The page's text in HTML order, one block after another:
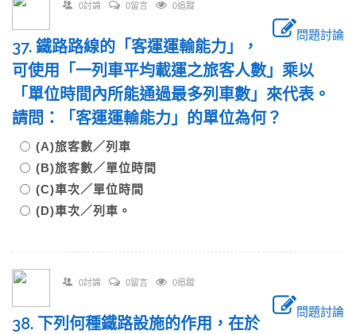
0討論 0留言 0追蹤
問題討論
37. 鐵路路線的「客運運輸能力」，
可使用「一列車平均載運之旅客人數」乘以
「單位時間內所能通過最多列車數」來代表。
請問：「客運運輸能力」的單位為何？
(A)旅客數／列車
(B)旅客數／單位時間
(C)車次／單位時間
(D)車次／列車。
0討論 0留言 0追蹤
問題討論
38. 下列何種鐵路設施的作用，在於